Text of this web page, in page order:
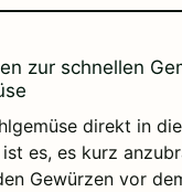
zur schnellen
direkt in
es, es kurz
Gewürzen vor